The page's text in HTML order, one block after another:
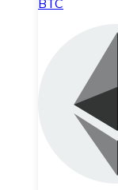
BTC